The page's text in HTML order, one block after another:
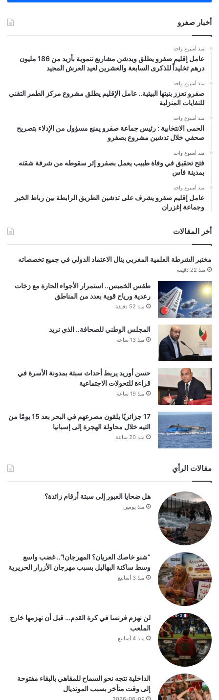
أخبار صفرو
منذ أسبوع واحد
عامل إقليم صفرو يطلق ويدشن مشاريع تنموية بأزيد من 186 مليون
درهم تخليداً للذكرى السابعة والعشرين لعيد العرش المجيد
منذ أسبوع واحد
صفرو تعزز بنيتها البيئية.. عامل الإقليم يطلق مشروع مركز الطمر التقني
للنفايات المنزلية
منذ أسبوع واحد
الحمى الانتخابية : رئيس جماعة صفرو يمنع مسؤول من الإدلاء بتصريح
صحفي خلال تدشين مشروع بصفرو
منذ أسبوع واحد
فتح تحقيق في وفاة طبيب يعمل بصفرو إثر سقوطه من شرفة شقته
بمدينة فاس
منذ أسبوع واحد
عامل إقليم صفرو يشرف على تدشين الطريق الرابطة بين رباط الخير
وجماعة إغزران
أخر المقالات
مختبر الشرطة العلمية المغربي ينال الاعتماد الدولي في جميع تخصصاته
منذ 22 دقيقة
طقس الخميس.. استمرار الأجواء الحارة مع زخات
رعدية ورياح قوية بعدد من المناطق
منذ 52 دقيقة
المجلس الوطني للصحافة.. الذي نريد
منذ 13 ساعة
حسن أوريد يربط أحداث سبتة بمدونة الأسرة في
قراءة للتحولات الاجتماعية
منذ 19 ساعة
17 جزائريًا يلقون مصرعهم في البحر بعد 15 يومًا من
التيه خلال محاولة الهجرة إلى إسبانيا
منذ 20 ساعة
مقالات الرأي
هل ضحايا العبور إلى سبتة أرقام زائدة؟
منذ يومين
“شنو خاصك العريان؟ المهرجان!”.. غضب واسع
وسط ساكنة البهاليل بسبب مهرجان الأزرار الحريرية
منذ 3 أسابيع
لن نهزم فرنسا في كرة القدم… قبل أن نهزمها خارج
الملعب
منذ 4 أسابيع
الداخلية تتجه نحو السماح للمقاهي بالبقاء مفتوحة
إلى وقت متأخر بسبب المونديال